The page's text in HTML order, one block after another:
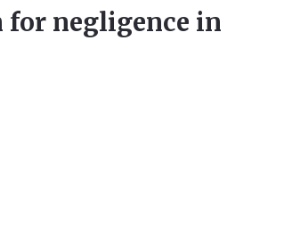
for negligence in